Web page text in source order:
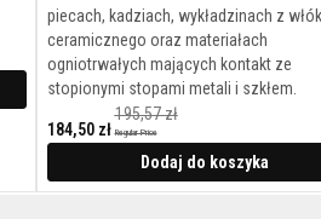
piecach, kadziach, wykładzinach z
ceramicznego oraz materiałach
ogniotrwałych mających kontakt ze
stopionymi stopami metali i szkłem.
Cena
184,50 zł Regular Price
195,57 zł
Dodaj do koszyka